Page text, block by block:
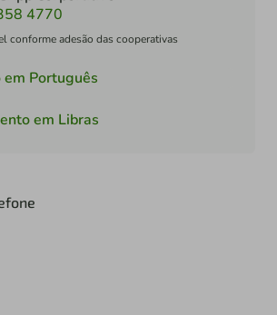
4770
conforme adesão das cooperativas
Português
em Libras